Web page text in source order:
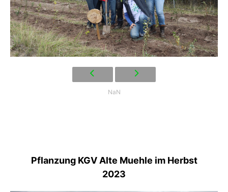
NaN
Pflanzung KGV Alte Muehle im Herbst
2023